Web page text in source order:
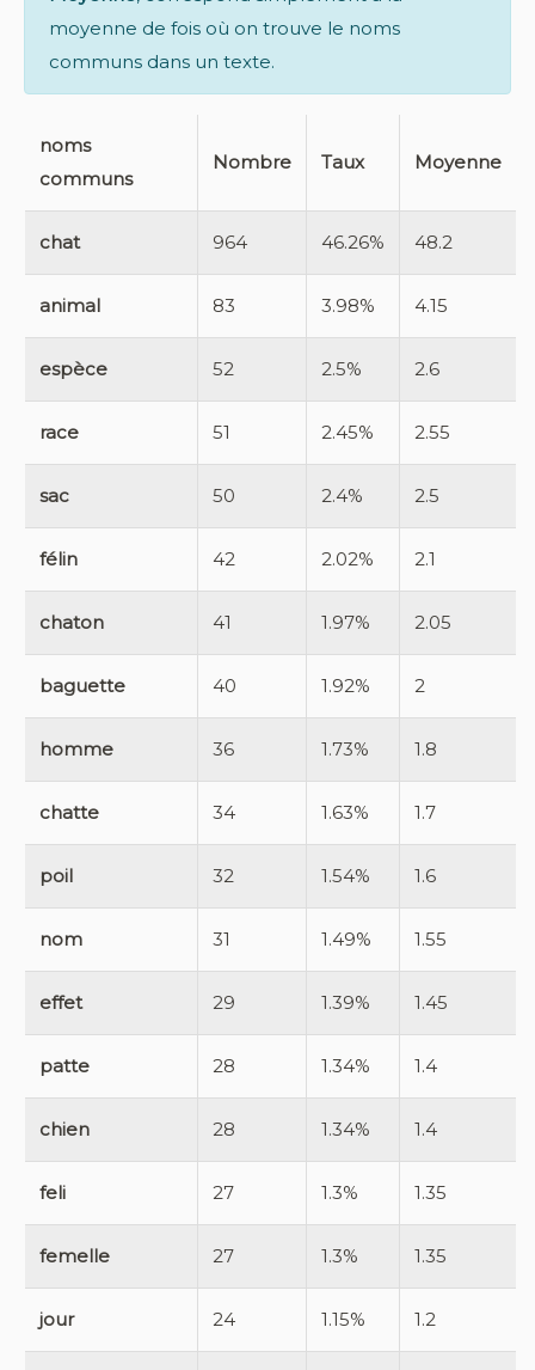
moyenne de fois où on trouve le noms
communs dans un texte.
noms
communs
Nombre Taux Moyenne
chat 964 46.26% 48.2
animal 83 3.98% 4.15
espèce 52 2.5% 2.6
race 51 2.45% 2.55
sac 50 2.4% 2.5
félin 42 2.02% 2.1
chaton 41 1.97% 2.05
baguette 40 1.92% 2
homme 36 1.73% 1.8
chatte 34 1.63% 1.7
poil 32 1.54% 1.6
nom 31 1.49% 1.55
effet 29 1.39% 1.45
patte 28 1.34% 1.4
chien 28 1.34% 1.4
feli 27 1.3% 1.35
femelle 27 1.3% 1.35
jour 24 1.15% 1.2